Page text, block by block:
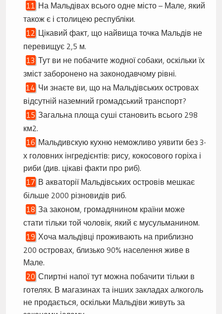
На Мальдівах всього одне місто – Мале, який
також є і столицею республіки.
Цікавий факт, що найвища точка Мальдів не
перевищує 2,5 м.
Тут ви не побачите жодної собаки, оскільки їх
зміст заборонено на законодавчому рівні.
Чи знаєте ви, що на Мальдівських островах
відсутній наземний громадський транспорт?
Загальна площа суші становить всього 298
км2.
Мальдивскую кухню неможливо уявити без 3-
х головних інгредієнтів: рису, кокосового горіха і
риби (див. цікаві факти про риб).
В акваторії Мальдівських островів мешкає
більше 2000 різновидів риб.
За законом, громадянином країни може
стати тільки той чоловік, який є мусульманином.
Хоча мальдівці проживають на приблизно
200 островах, близько 90% населення живе в
Мале.
Спиртні напої тут можна побачити тільки в
готелях. В магазинах та інших закладах алкоголь
не продається, оскільки Мальдіви живуть за